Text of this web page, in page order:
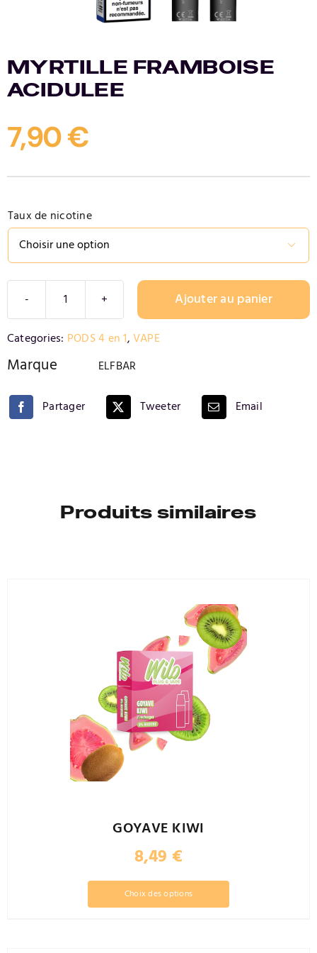
MYRTILLE FRAMBOISE
ACIDULEE
7,90€
Taux de nicotine

quantité
de
MYRTILLE
FRAMBOISE
ACIDULEE
Ajouter au panier
Categories: PODS 4 en 1,VAPE
Marque ELFBAR
Partager Tweeter Email
Produits similaires
GOYAVE KIWI
8,49 €
Choix des options
Ce
produit